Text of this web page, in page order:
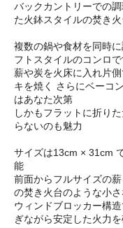
バックカントリーでの
た火鉢スタイルの焚き
複数の鍋や食材を同時
フトスタイルのコンロで
薪や炭を火床に入れ片
キを焼く さらにベーコ
はあなた次第
しかもフラットに折り
らないのも魅力
サイズは13cm × 31cm
能
前面からフルサイズの
の焚き火台のような小
ウィンドブロッカー構
ぎながら安定した火力